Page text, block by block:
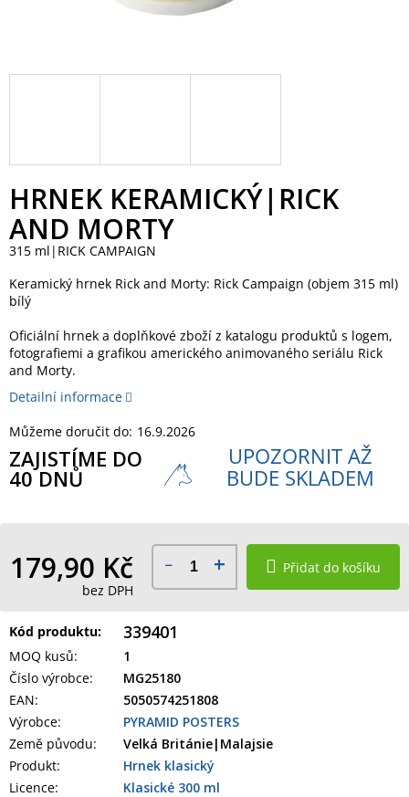
HRNEK KERAMICKÝ|RICK
AND MORTY
315 ml|RICK CAMPAIGN
Keramický hrnek Rick and Morty: Rick Campaign (objem 315 ml)
bílý
Oficiální hrnek a doplňkové zboží z katalogu produktů s logem,
fotografiemi a grafikou amerického animovaného seriálu Rick
and Morty.
Detailní informace
Můžeme doručit do: 16.9.2026
ZAJISTÍME DO
40 DNŮ
UPOZORNIT AŽ
BUDE SKLADEM
179,90 Kč
bez DPH
Přidat do košíku
Kód produktu: 339401
MOQ kusů:
1
Číslo výrobce:
MG25180
EAN:
5050574251808
Výrobce:
PYRAMID POSTERS
Země původu:
Velká Británie|Malajsie
Produkt:
Hrnek klasický
Licence:
Klasické 300 ml